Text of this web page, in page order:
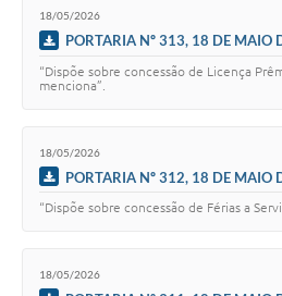
18/05/2026
PORTARIA Nº 313, 18 DE MAIO
“Dispõe sobre concessão de Licença
menciona”.
18/05/2026
PORTARIA Nº 312, 18 DE MAIO
“Dispõe sobre concessão de Férias a
18/05/2026